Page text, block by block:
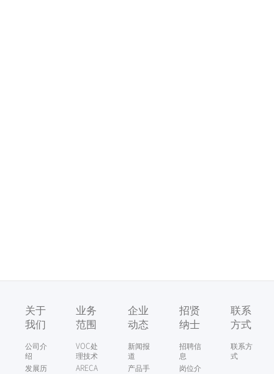
关于
我们
公司介
绍
发展历
业务
范围
VOC处
理技术
ARECA
企业
动态
新闻报
道
产品手
招贤
纳士
招聘信
息
岗位介
联系
方式
联系方
式